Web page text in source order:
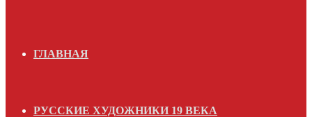
ГЛАВНАЯ
РУССКИЕ ХУДОЖНИКИ 19 ВЕКА